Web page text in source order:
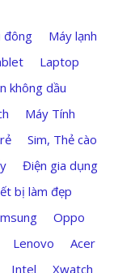
đông
Máy lạnh
Laptop
không dầu
Máy Tính
Sim, Thẻ cào
Điện gia dụng
bị làm đẹp
Oppo
Lenovo
Acer
Intel
Xwatch